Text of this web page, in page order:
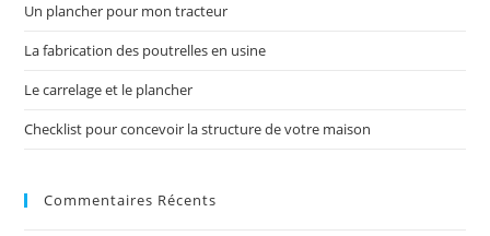
Un plancher pour mon tracteur
La fabrication des poutrelles en usine
Le carrelage et le plancher
Checklist pour concevoir la structure de votre maison
Commentaires Récents